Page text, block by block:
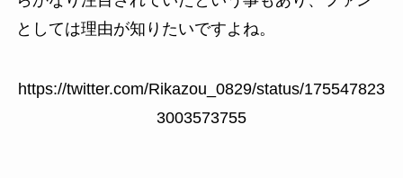
としては理由が知りたいですよね。
https://twitter.com/Rikazou_0829/status/175547823
3003573755